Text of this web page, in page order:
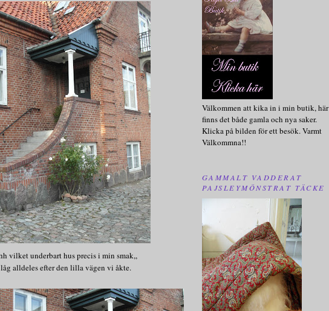
vilket underbart hus precis i min smak,,
alldeles efter den lilla vägen vi åkte.
Välkommen att kika in i min butik, här
finns det både gamla och nya saker.
Klicka på bilden för ett besök. Varmt
Välkommna!!
GAMMALT VADDERAT
PAJSLEYMÖNSTRAT TÄCKE